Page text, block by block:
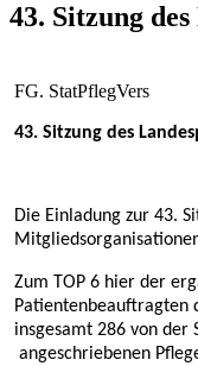
43. Sitzung des
FG. StatPflegVers
43. Sitzung des
Die Einladung zur 43.
Zum TOP 6 hier der
Patientenbeauftragten
insgesamt 286 von der
angeschriebenen